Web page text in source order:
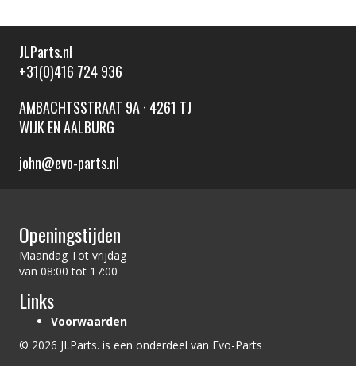
JLParts.nl
+31(0)416 724 936
AMBACHTSSTRAAT 9A · 4261 TJ
WIJK EN AALBURG
john@evo-parts.nl
Openingstijden
Maandag Tot vrijdag
van 08:00 tot 17:00
Links
Voorwaarden
© 2026 JLParts. is een onderdeel van Evo-Parts